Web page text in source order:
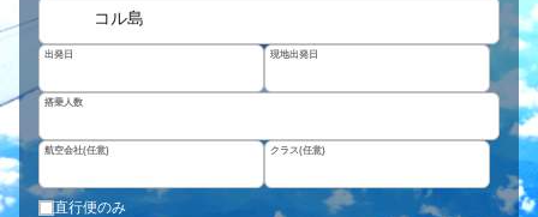
コル島
出発日 現地出発日
搭乗人数
航空会社(任意) クラス(任意)
直行便のみ